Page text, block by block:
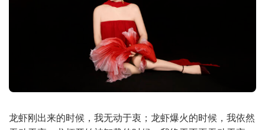
龙虾刚出来的时候，我无动于衷；龙虾爆火的时候，我依然